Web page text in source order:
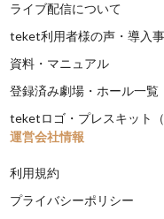
ライブ配信について
teket利用者様の声・導入
資料・マニュアル
登録済み劇場・ホール一覧
teketロゴ・プレスキット（
運営会社情報
利用規約
プライバシーポリシー